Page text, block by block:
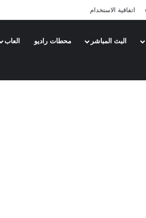
اتفاقية الاستخدام
البث المباشر محطات راديو العاب